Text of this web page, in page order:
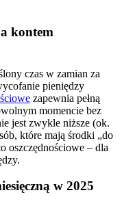
kontem
czas w zamian za
pieniędzy
zapewnia pełną
momencie bez
jest zwykle niższe (ok.
które mają środki „do
oszczędnościowe – dla
w 2025